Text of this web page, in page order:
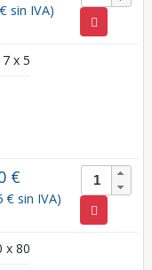
sin IVA)
x 5
€
€ sin IVA)
x 80